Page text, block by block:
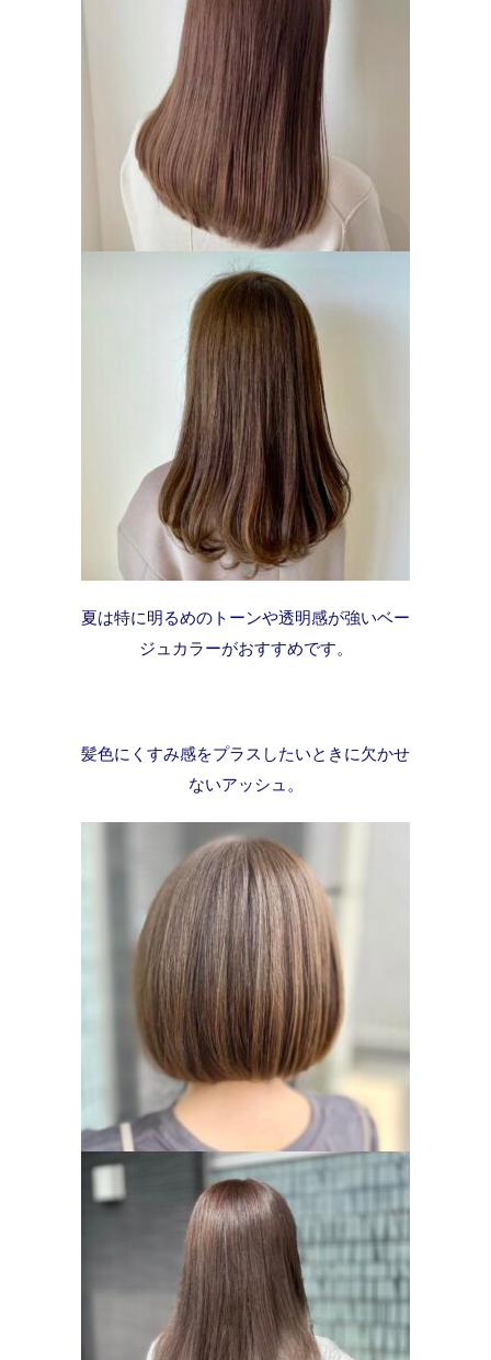
夏は特に明るめのトーンや透明感が強いベー
ジュカラーがおすすめです。
髪色にくすみ感をプラスしたいときに欠かせ
ないアッシュ。